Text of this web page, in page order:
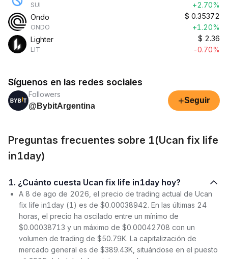
SUI
+2.70%
Ondo
ONDO
$ 0.35372
+1.20%
Lighter
LIT
$ 2.36
-0.70%
Síguenos en las redes sociales
Followers
@BybitArgentina
+Seguir
Preguntas frecuentes sobre 1(Ucan fix life
in1day)
1. ¿Cuánto cuesta Ucan fix life in1day hoy?
A 8 de ago de 2026, el precio de trading actual de Ucan
fix life in1day (1) es de $0.00038942. En las últimas 24
horas, el precio ha oscilado entre un mínimo de
$0.00038713 y un máximo de $0.00042708 con un
volumen de trading de $50.79K. La capitalización de
mercado general es de $389.43K, situándose en el puesto